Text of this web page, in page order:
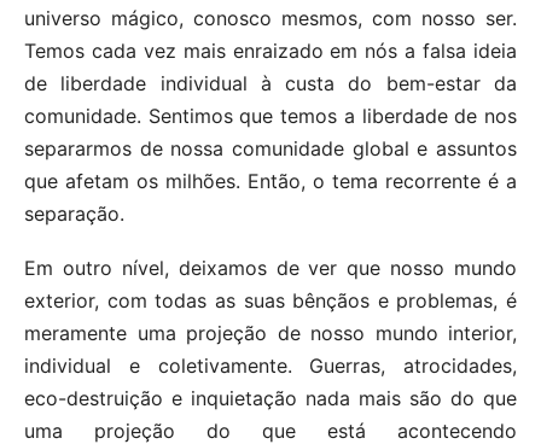
universo mágico, conosco mesmos, com nosso ser.
Temos cada vez mais enraizado em nós a falsa ideia
de liberdade individual à custa do bem-estar da
comunidade. Sentimos que temos a liberdade de nos
separarmos de nossa comunidade global e assuntos
que afetam os milhões. Então, o tema recorrente é a
separação.
Em outro nível, deixamos de ver que nosso mundo
exterior, com todas as suas bênçãos e problemas, é
meramente uma projeção de nosso mundo interior,
individual e coletivamente. Guerras, atrocidades,
eco-destruição e inquietação nada mais são do que
uma projeção do que está acontecendo